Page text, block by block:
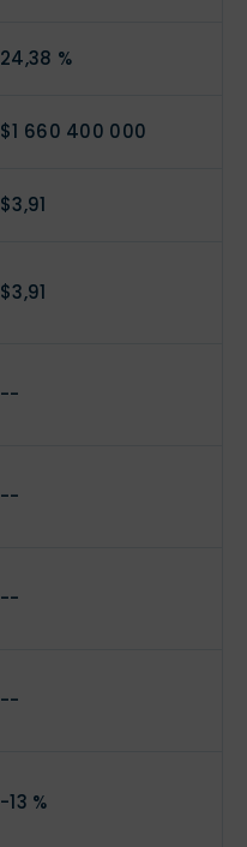
24,38 %
$1 660 400 000
$3,91
$3,91
--
--
--
--
-13 %